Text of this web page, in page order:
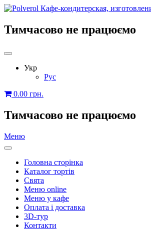
Тимчасово не працюємо
Укр
Рус
0.00 грн.
Тимчасово не працюємо
Меню
Головна сторінка
Каталог тортів
Свята
Меню online
Меню у кафе
Оплата і доставка
3D-тур
Контакти